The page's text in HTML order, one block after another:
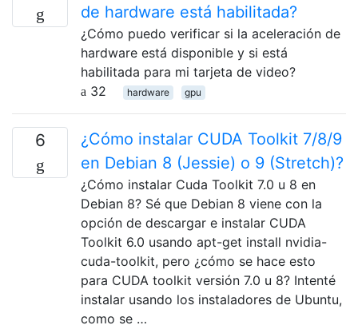
de hardware está habilitada?
¿Cómo puedo verificar si la aceleración de
hardware está disponible y si está
habilitada para mi tarjeta de video?
32
hardware gpu
6
¿Cómo instalar CUDA Toolkit 7/8/9
en Debian 8 (Jessie) o 9 (Stretch)?
¿Cómo instalar Cuda Toolkit 7.0 u 8 en
Debian 8? Sé que Debian 8 viene con la
opción de descargar e instalar CUDA
Toolkit 6.0 usando apt-get install nvidia-
cuda-toolkit, pero ¿cómo se hace esto
para CUDA toolkit versión 7.0 u 8? Intenté
instalar usando los instaladores de Ubuntu,
como se …